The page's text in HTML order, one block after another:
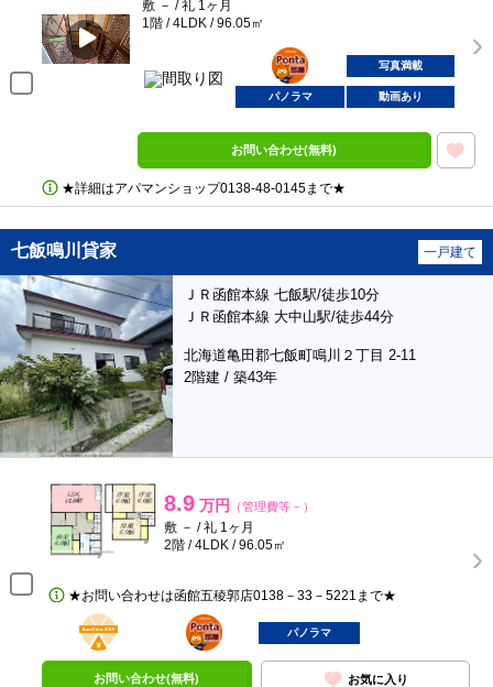
敷 － / 礼 1ヶ月
1階 / 4LDK / 96.05㎡
ポンタ
部屋
写真満載
パノラマ 動画あり
お問い合わせ(無料)
★詳細はアパマンショップ0138‐48‐0145まで★
七飯鳴川貸家 一戸建て
ＪＲ函館本線 七飯駅/徒歩10分
ＪＲ函館本線 大中山駅/徒歩44分
北海道亀田郡七飯町鳴川２丁目 2-11
2階建 / 築43年
8.9 万円 （管理費等－）
敷 － / 礼 1ヶ月
2階 / 4LDK / 96.05㎡
★お問い合わせは函館五稜郭店0138－33－5221まで★
BunChinPAY
ポンタ
部屋
パノラマ
お問い合わせ(無料) お気に入り